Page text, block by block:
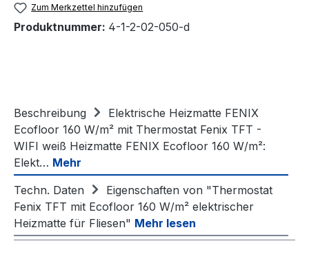
Zum Merkzettel hinzufügen
Produktnummer: 4-1-2-02-050-d
Beschreibung
Elektrische Heizmatte FENIX
Ecofloor 160 W/m² mit Thermostat Fenix TFT -
WIFI weiß Heizmatte FENIX Ecofloor 160 W/m²:
Elekt… Mehr
Techn. Daten
Eigenschaften von "Thermostat
Fenix TFT mit Ecofloor 160 W/m² elektrischer
Heizmatte für Fliesen" Mehr lesen